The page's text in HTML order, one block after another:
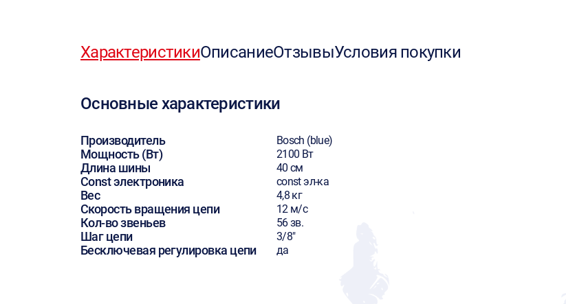
ХарактеристикиОписаниеОтзывыУсловия покупки
Основные характеристики
Производитель Bosch (blue)
Мощность (Вт) 2100 Вт
Длина шины 40 см
Const электроника const эл-ка
Вес 4,8 кг
Скорость вращения цепи 12 м/с
Кол-во звеньев 56 зв.
Шаг цепи 3/8"
Бесключевая регулировка цепи да